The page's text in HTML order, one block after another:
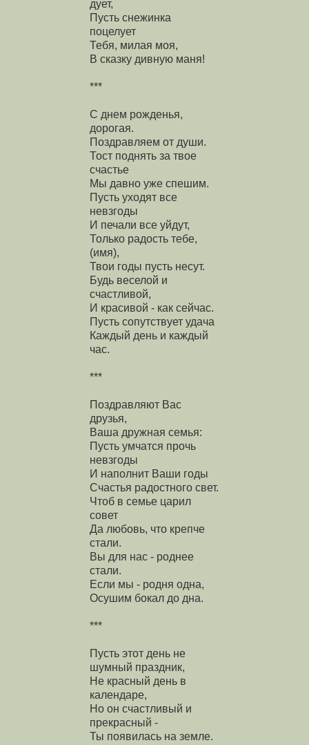
дует,
Пусть снежинка
поцелует
Тебя, милая моя,
В сказку дивную маня!
***
С днем рожденья,
дорогая.
Поздравляем от души.
Тост поднять за твое
счастье
Мы давно уже спешим.
Пусть уходят все
невзгоды
И печали все уйдут,
Только радость тебе,
(имя),
Твои годы пусть несут.
Будь веселой и
счастливой,
И красивой - как сейчас.
Пусть сопутствует удача
Каждый день и каждый
час.
***
Поздравляют Вас
друзья,
Ваша дружная семья:
Пусть умчатся прочь
невзгоды
И наполнит Ваши годы
Счастья радостного свет.
Чтоб в семье царил
совет
Да любовь, что крепче
стали.
Вы для нас - роднее
стали.
Если мы - родня одна,
Осушим бокал до дна.
***
Пусть этот день не
шумный праздник,
Не красный день в
календаре,
Но он счастливый и
прекрасный -
Ты появилась на земле.